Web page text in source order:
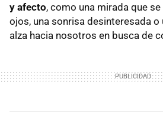
y afecto, como una mirada que
ojos, una sonrisa desinteresada o
alza hacia nosotros en busca de